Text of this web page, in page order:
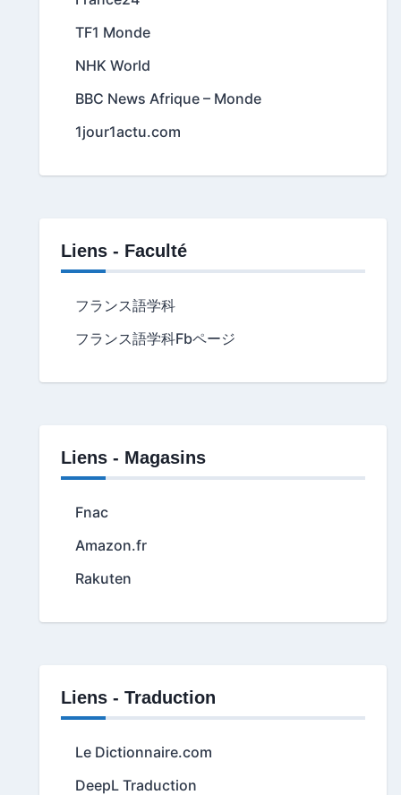
TF1 Monde
NHK World
BBC News Afrique – Monde
1jour1actu.com
Liens - Faculté
フランス語学科
フランス語学科Fbページ
Liens - Magasins
Fnac
Amazon.fr
Rakuten
Liens - Traduction
Le Dictionnaire.com
DeepL Traduction